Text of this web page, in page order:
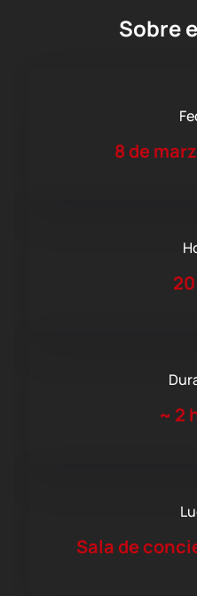
Sobre
8 de
~ 2
Sala de